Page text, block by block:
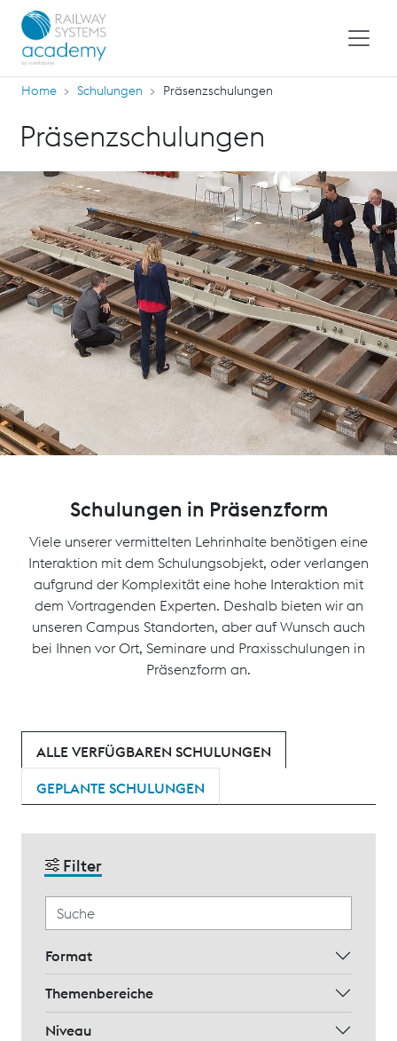
Home Schulungen Präsenzschulungen
Präsenzschulungen
Schulungen in Präsenzform
Viele unserer vermittelten Lehrinhalte benötigen eine
Interaktion mit dem Schulungsobjekt, oder verlangen
aufgrund der Komplexität eine hohe Interaktion mit
dem Vortragenden Experten. Deshalb bieten wir an
unseren Campus Standorten, aber auf Wunsch auch
bei Ihnen vor Ort, Seminare und Praxisschulungen in
Präsenzform an.
ALLE VERFÜGBAREN SCHULUNGEN
GEPLANTE SCHULUNGEN
Filter
Format
Themenbereiche
Niveau